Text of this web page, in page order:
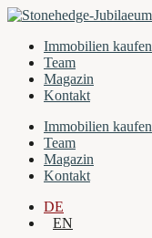
Immobilien kaufen
Team
Magazin
Kontakt
Immobilien kaufen
Team
Magazin
Kontakt
DE
EN